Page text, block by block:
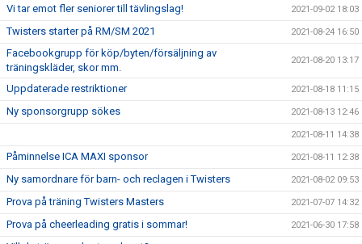
Vi tar emot fler seniorer till tävlingslag! 2021-09-02 18:03
Twisters starter på RM/SM 2021 2021-08-24 16:50
Facebookgrupp för köp/byten/försäljning av
träningskläder, skor mm.
2021-08-20 13:17
Uppdaterade restriktioner 2021-08-18 11:15
Ny sponsorgrupp sökes 2021-08-13 12:46
2021-08-11 14:38
Påminnelse ICA MAXI sponsor 2021-08-11 12:38
Ny samordnare för barn- och reclagen i Twisters 2021-08-02 09:53
Prova på träning Twisters Masters 2021-07-07 14:32
Prova på cheerleading gratis i sommar! 2021-06-30 17:58